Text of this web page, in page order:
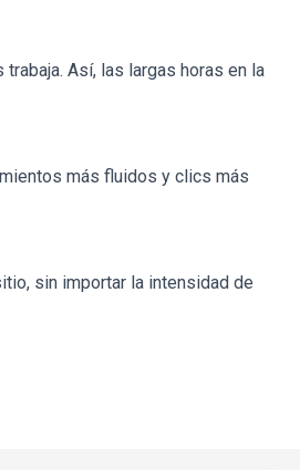
Así, las largas horas en la
más fluidos y clics más
sin importar la intensidad de